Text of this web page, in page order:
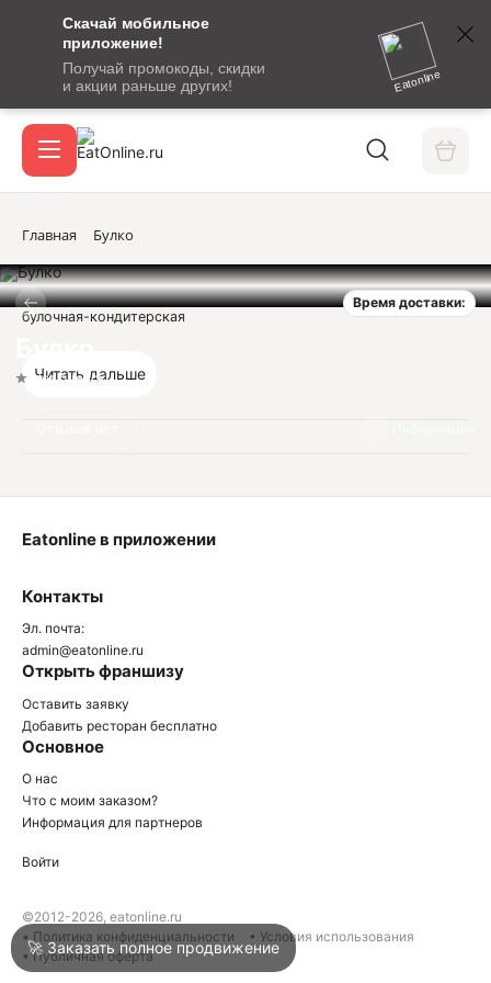
Скачай мобильное
приложение!
Получай промокоды, скидки
и акции раньше других!
Eatonline
сообщение
кодом
подтверждения
Вход / регистрация
Акции
Войти
Написать в техподдержку
Главная Булко
Время доставки:
Нет оценок
булочная-кондитерская
Читать дальше
Контакты
Эл. почта:
admin@eatonline.ru
Открыть франшизу
Оставить заявку
Добавить ресторан бесплатно
Основное
О нас
Что с моим заказом?
Информация для партнеров
Eatonline в приложении
Войти
©2012-2026, eatonline.ru
• Политика конфиденциальности
• Условия использования
• Публичная оферта
🚀 Заказать полное продвижение